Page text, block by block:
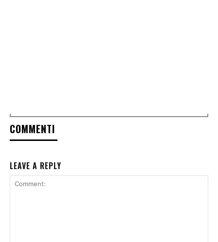
COMMENTI
LEAVE A REPLY